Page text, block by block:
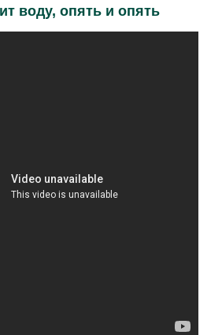
воду, опять и опять